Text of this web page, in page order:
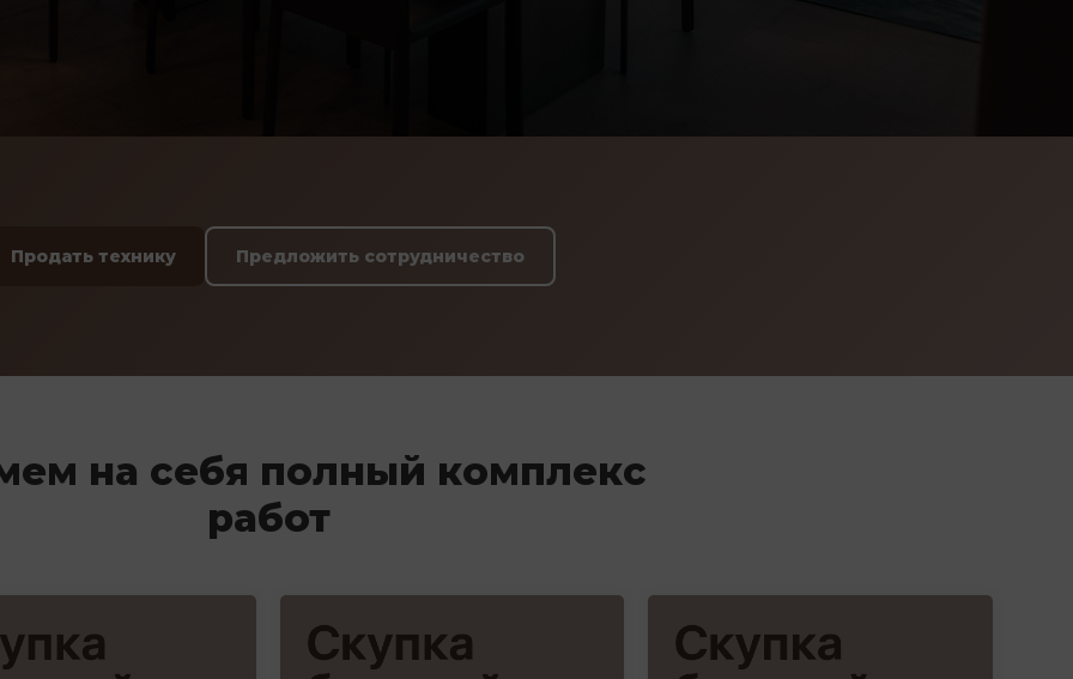
Продать технику Предложить сотрудничество
на себя полный комплекс
работ